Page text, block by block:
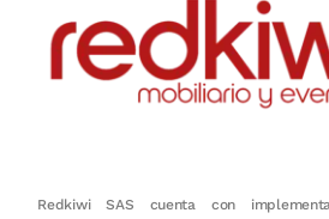
Redkiwi SAS cuenta con